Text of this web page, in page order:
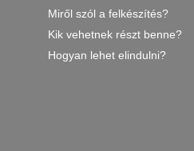
Miről szól a felkészítés?
Kik vehetnek részt benne?
Hogyan lehet elindulni?